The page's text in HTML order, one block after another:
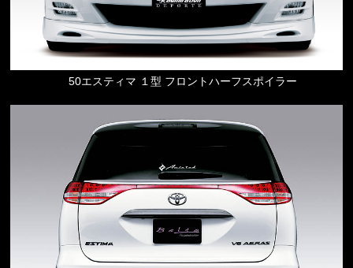
50エスティマ １型 フロントハーフスポイラー